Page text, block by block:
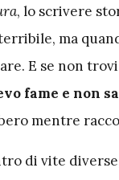
, lo scrivere
ma
E se non
fame e non
mentre
di vite